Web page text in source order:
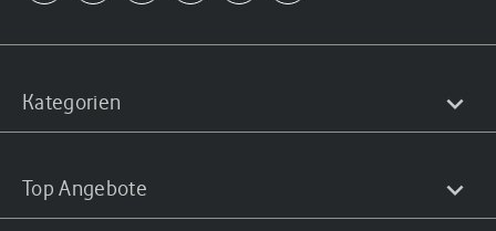
Kategorien
Top Angebote